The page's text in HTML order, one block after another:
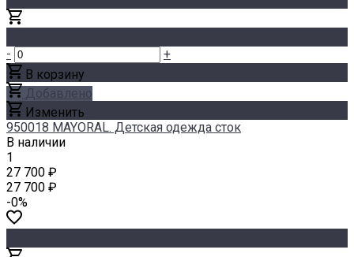
-
+
В корзину
Добавлено
Изменить
950018 MAYORAL. Детская одежда сток
В наличии
1
27 700 ₽
27 700 ₽
-0%